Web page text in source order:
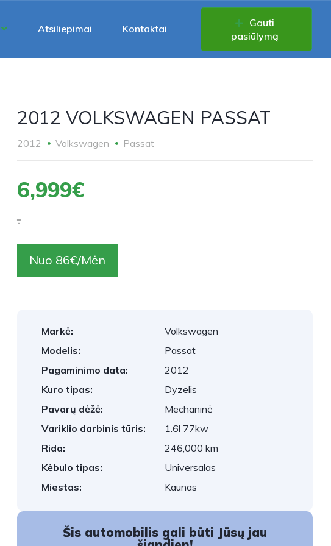
Atsiliepimai Kontaktai
Gauti
pasiūlymą
2012 VOLKSWAGEN PASSAT
2012 Volkswagen Passat
6,999€
.
Nuo 86€/Mėn
Markė:
Volkswagen
Modelis:
Passat
Pagaminimo data:
2012
Kuro tipas:
Dyzelis
Pavarų dėžė:
Mechaninė
Variklio darbinis tūris:
1.6l 77kw
Rida:
246,000 km
Kėbulo tipas:
Universalas
Miestas:
Kaunas
Šis automobilis gali būti Jūsų jau